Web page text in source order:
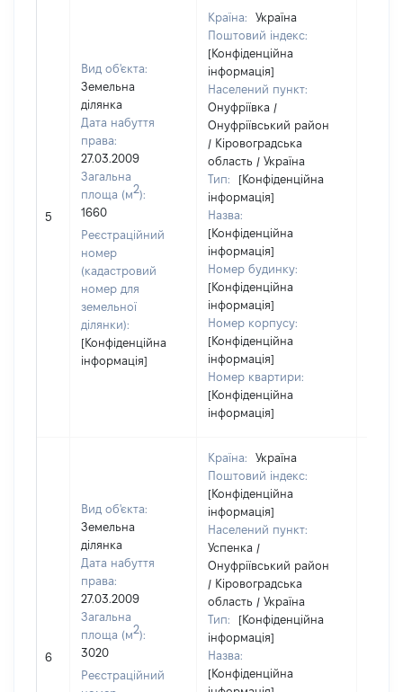
5
Вид об'єкта:
Земельна
ділянка
Дата набуття
права:
27.03.2009
Загальна
площа (м2):
1660
Реєстраційний
номер
(кадастровий
номер для
земельної
ділянки):
[Конфіденційна
інформація]
Країна:
Україна
Поштовий індекс:
[Конфіденційна
інформація]
Населений пункт:
Онуфріївка /
Онуфріївський район
/ Кіровоградська
область / Україна
Тип:
[Конфіденційна
інформація]
Назва:
[Конфіденційна
інформація]
Номер будинку:
[Конфіденційна
інформація]
Номер корпусу:
[Конфіденційна
інформація]
Номер квартири:
[Конфіденційна
інформація]
6
Вид об'єкта:
Земельна
ділянка
Дата набуття
права:
27.03.2009
Загальна
площа (м2):
3020
Реєстраційний
Країна:
Україна
Поштовий індекс:
[Конфіденційна
інформація]
Населений пункт:
Успенка /
Онуфріївський район
/ Кіровоградська
область / Україна
Тип:
[Конфіденційна
інформація]
Назва:
[Конфіденційна